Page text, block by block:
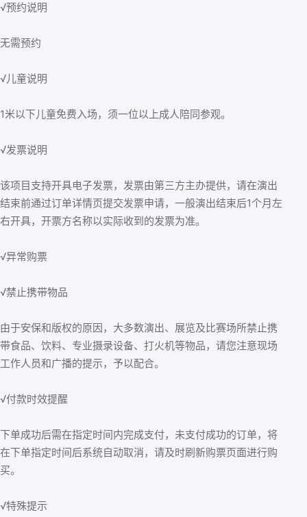
√预约说明
无需预约
√儿童说明
1米以下儿童免费入场，须一位以上成人陪同参观。
√发票说明
该项目支持开具电子发票，发票由第三方主办提供，请在演出
结束前通过订单详情页提交发票申请，一般演出结束后1个月左
右开具，开票方名称以实际收到的发票为准。
√异常购票
√禁止携带物品
由于安保和版权的原因，大多数演出、展览及比赛场所禁止携
带食品、饮料、专业摄录设备、打火机等物品，请您注意现场
工作人员和广播的提示，予以配合。
√付款时效提醒
下单成功后需在指定时间内完成支付，未支付成功的订单，将
在下单指定时间后系统自动取消，请及时刷新购票页面进行购
买。
√特殊提示